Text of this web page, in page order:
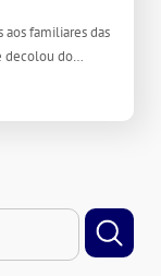
aos familiares das
decolou do…